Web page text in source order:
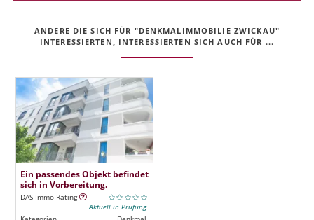
ANDERE DIE SICH FÜR "DENKMALIMMOBILIE ZWICKAU"
INTERESSIERTEN, INTERESSIERTEN SICH AUCH FÜR ...
Ein passendes Objekt befindet
sich in Vorbereitung.
DAS Immo Rating
Aktuell in Prüfung